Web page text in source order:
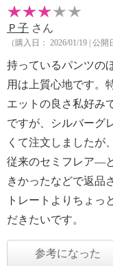
Ｐ子 さん
（購入日： 2026/01/19 | 公開
持っているパンツの
用は上質心地です。
エットの良さ私好み
ですが、シルバーグ
くて注文しましたが
従来のセミフレア—
きかったなどで返品
トレートよりちょっ
だきたいです。
参考になった